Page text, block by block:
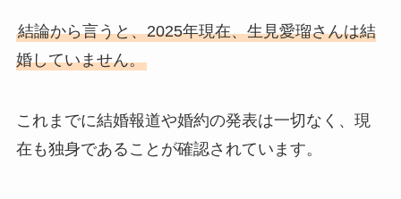
結論から言うと、2025年現在、生見愛瑠さんは結
婚していません。
これまでに結婚報道や婚約の発表は一切なく、現
在も独身であることが確認されています。